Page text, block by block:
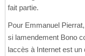
fait partie.
Pour Emmanuel
si lamendement Bono
laccès à Internet est